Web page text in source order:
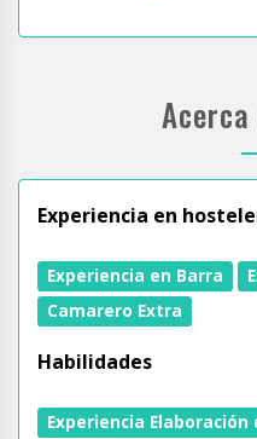
Experiencia en
Experiencia en Barra
Camarero Extra
Habilidades
Experiencia Elaboración